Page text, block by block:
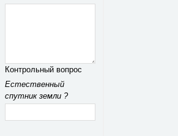
Контрольный вопрос
Естественный
спутник земли ?